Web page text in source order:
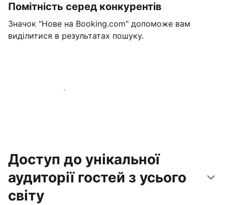
Помітність серед конкурентів
Значок "Нове на Booking.com" допоможе вам
виділитися в результатах пошуку.
Розпочати вже сьогодні
Доступ до унікальної
аудиторії гостей з усього
світу